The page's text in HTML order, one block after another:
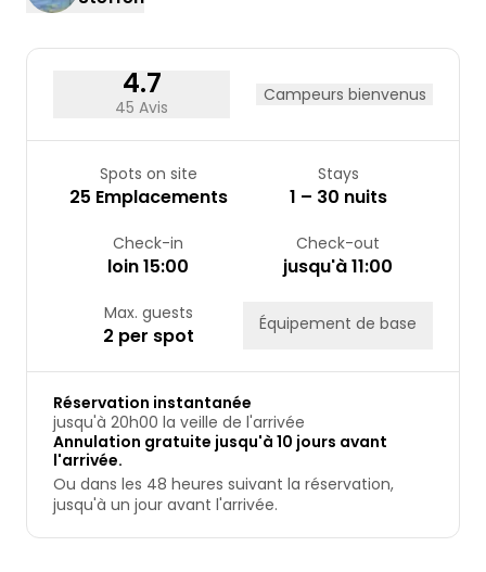
4.7
45 Avis
Campeurs bienvenus
Spots on site
25 Emplacements
Stays
1 – 30 nuits
Check-in
loin 15:00
Check-out
jusqu'à 11:00
Max. guests
2 per spot Équipement de base
Réservation instantanée
jusqu'à 20h00 la veille de l'arrivée
Annulation gratuite jusqu'à 10 jours avant
l'arrivée.
Ou dans les 48 heures suivant la réservation,
jusqu'à un jour avant l'arrivée.